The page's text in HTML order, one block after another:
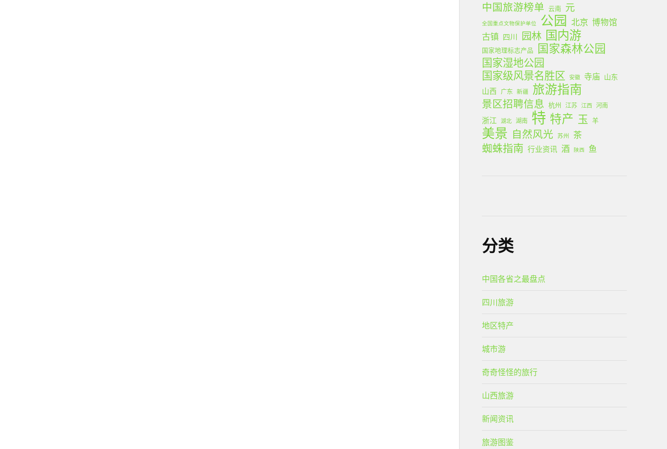
中国旅游榜单 云南 元
全国重点文物保护单位 公园 北京 博物馆
古镇 四川 园林 国内游
国家地理标志产品 国家森林公园
国家湿地公园
国家级风景名胜区
安徽 寺庙 山东
山西 广东 新疆 旅游指南
景区招聘信息 杭州 江苏 江西 河南
浙江 湖北 湖南 特 特产 玉 羊
美景 自然风光 苏州 茶
蜘蛛指南 行业资讯 酒 陕西 鱼
分类
中国各省之最盘点
四川旅游
地区特产
城市游
奇奇怪怪的旅行
山西旅游
新闻资讯
旅游图鉴